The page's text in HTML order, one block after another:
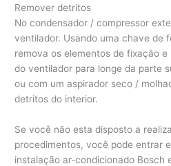
Remover detritos
No condensador / compressor
ventilador. Usando uma chave de
remova os elementos de fixação
do ventilador para longe da parte
ou com um aspirador seco /
detritos do interior.
Se você não esta disposto a
procedimentos, você pode entrar
instalação ar-condicionado Bosch